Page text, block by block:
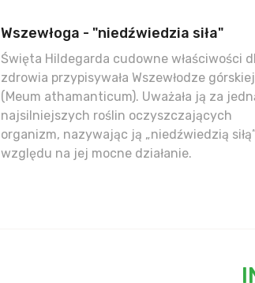
Wszewłoga - "niedźwiedzia siła"
Święta Hildegarda cudowne właściwości
zdrowia przypisywała Wszewłodze górskiej
(Meum athamanticum). Uważała ją za
najsilniejszych roślin oczyszczających
organizm, nazywając ją „niedźwiedzią
względu na jej mocne działanie.